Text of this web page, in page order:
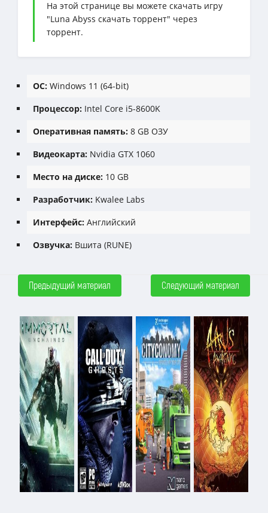
На этой странице вы можете скачать игру
"Luna Abyss скачать торрент" через
торрент.
ОС: Windows 11 (64-bit)
Процессор: Intel Core i5-8600K
Оперативная память: 8 GB ОЗУ
Видеокарта: Nvidia GTX 1060
Место на диске: 10 GB
Разработчик: Kwalee Labs
Интерфейс: Английский
Озвучка: Вшита (RUNE)
Предыдущий материал Следующий материал